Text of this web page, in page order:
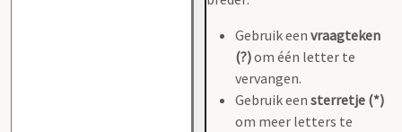
Gebruik een vraagteken
(?)om één letter te
vervangen.
Gebruik een sterretje (*)
om meer letters te